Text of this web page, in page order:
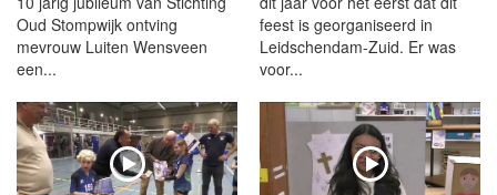
Oud Stompwijk ontving
mevrouw Luiten Wensveen
een...
feest is georganiseerd in
Leidschendam-Zuid. Er was
voor...